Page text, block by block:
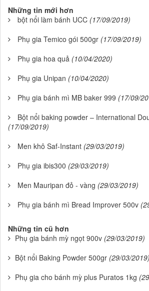
Những tin mới hơn
bột nổi làm bánh UCC (17/09/2019)
Phụ gia Temico gói 500gr (17/09/2019)
Phụ gia hoa quả (10/04/2020)
Phụ gia Unipan (10/04/2020)
Phụ gia bánh mì MB baker 999 (17/09/
Bột nổi baking powder – International
(17/09/2019)
Men khô Saf-Instant (29/03/2019)
Phụ gia ibis300 (29/03/2019)
Men Mauripan đỏ - vàng (29/03/2019)
Phụ gia bánh mì Bread Improver 500v
Những tin cũ hơn
Phụ gia bánh mỳ ngọt 900v (29/03/2019)
Bột nổi Baking Powder 500gr (29/03/2019)
Phụ gia cho bánh mỳ plus Puratos 1kg